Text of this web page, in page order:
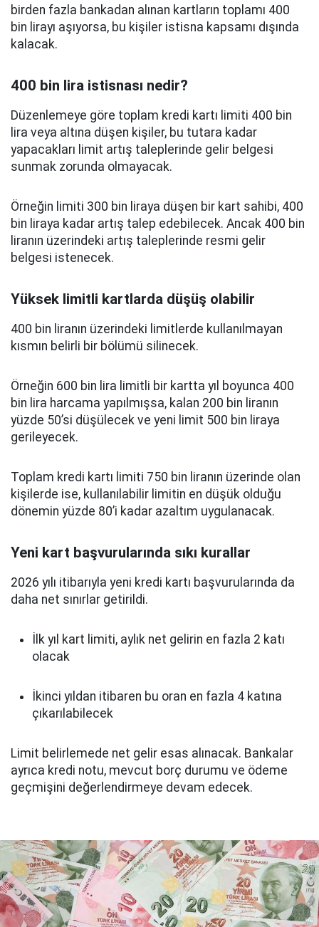
birden fazla bankadan alınan kartların toplamı 400
bin lirayı aşıyorsa, bu kişiler istisna kapsamı dışında
kalacak.
400 bin lira istisnası nedir?
Düzenlemeye göre toplam kredi kartı limiti 400 bin
lira veya altına düşen kişiler, bu tutara kadar
yapacakları limit artış taleplerinde gelir belgesi
sunmak zorunda olmayacak.
Örneğin limiti 300 bin liraya düşen bir kart sahibi, 400
bin liraya kadar artış talep edebilecek. Ancak 400 bin
liranın üzerindeki artış taleplerinde resmi gelir
belgesi istenecek.
Yüksek limitli kartlarda düşüş olabilir
400 bin liranın üzerindeki limitlerde kullanılmayan
kısmın belirli bir bölümü silinecek.
Örneğin 600 bin lira limitli bir kartta yıl boyunca 400
bin lira harcama yapılmışsa, kalan 200 bin liranın
yüzde 50’si düşülecek ve yeni limit 500 bin liraya
gerileyecek.
Toplam kredi kartı limiti 750 bin liranın üzerinde olan
kişilerde ise, kullanılabilir limitin en düşük olduğu
dönemin yüzde 80’i kadar azaltım uygulanacak.
Yeni kart başvurularında sıkı kurallar
2026 yılı itibarıyla yeni kredi kartı başvurularında da
daha net sınırlar getirildi.
İlk yıl kart limiti, aylık net gelirin en fazla 2 katı
olacak
İkinci yıldan itibaren bu oran en fazla 4 katına
çıkarılabilecek
Limit belirlemede net gelir esas alınacak. Bankalar
ayrıca kredi notu, mevcut borç durumu ve ödeme
geçmişini değerlendirmeye devam edecek.